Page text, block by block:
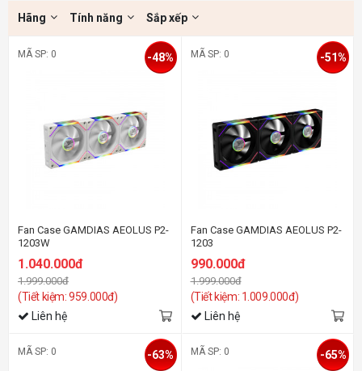
Hãng Tính năng Sắp xếp
MÃ SP: 0
Fan Case GAMDIAS AEOLUS P2-
1203W
1.040.000đ
1.999.000đ
(Tiết kiệm: 959.000đ)
-48%
Liên hệ
MÃ SP: 0
Fan Case GAMDIAS AEOLUS P2-
1203
990.000đ
1.999.000đ
(Tiết kiệm: 1.009.000đ)
-51%
Liên hệ
MÃ SP: 0 -63% MÃ SP: 0 -65%